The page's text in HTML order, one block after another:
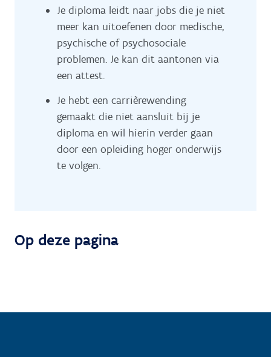
Je diploma leidt naar jobs die je niet
meer kan uitoefenen door medische,
psychische of psychosociale
problemen. Je kan dit aantonen via
een attest.
Je hebt een carrièrewending
gemaakt die niet aansluit bij je
diploma en wil hierin verder gaan
door een opleiding hoger onderwijs
te volgen.
Op deze pagina